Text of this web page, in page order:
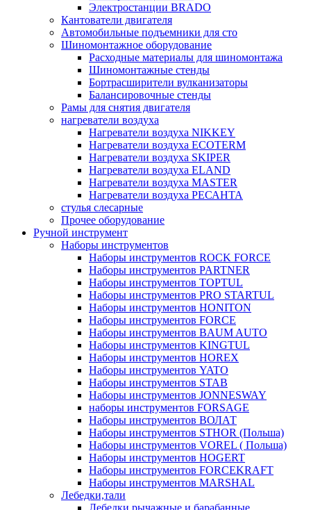
Электростанции BRADO
Кантователи двигателя
Автомобильные подъемники для сто
Шиномонтажное оборудование
Расходные материалы для шиномонтажа
Шиномонтажные стенды
Бортрасширители вулканизаторы
Балансировочные стенды
Рамы для снятия двигателя
нагреватели воздуха
Нагреватели воздуха NIKKEY
Нагреватели воздуха ECOTERM
Нагреватели воздуха SKIPER
Нагреватели воздуха ELAND
Нагреватели воздуха MASTER
Нагреватели воздуха РЕСАНТА
стулья слесарные
Прочее оборудование
Ручной инструмент
Наборы инструментов
Наборы инструментов ROCK FORCE
Наборы инструментов PARTNER
Наборы инструментов TOPTUL
Наборы инструментов PRO STARTUL
Наборы инструментов HONITON
Наборы инструментов FORCE
Наборы инструментов BAUM AUTO
Наборы инструментов KINGTUL
Наборы инструментов HOREX
Наборы инструментов YATO
Наборы инструментов STAB
Наборы инструментов JONNESWAY
наборы инструментов FORSAGE
Наборы инструментов ВОЛАТ
Наборы инструментов STHOR (Польша)
Наборы инструментов VOREL ( Польша)
Наборы инструментов HOGERT
Наборы инструментов FORCEKRAFT
Наборы инструментов MARSHAL
Лебедки,тали